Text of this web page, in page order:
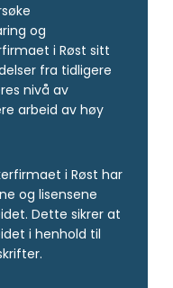
og
i Røst sitt
fra tidligere
nivå av
arbeid av høy
i Røst har
og lisensene
Dette sikrer at
i henhold til